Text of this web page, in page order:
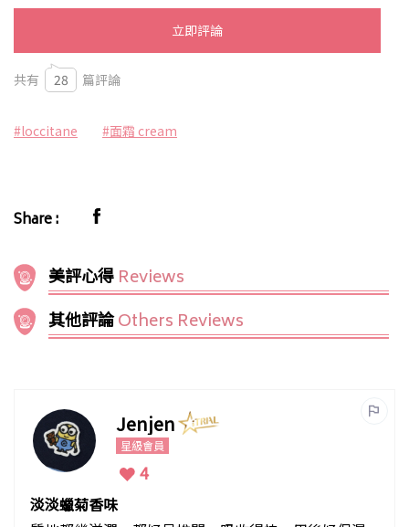
立即評論
共有 28 篇評論
#loccitane #面霜 cream
Share :
美評心得 Reviews
其他評論Others Reviews
Jenjen
星級會員
4
淡淡蠟菊香味